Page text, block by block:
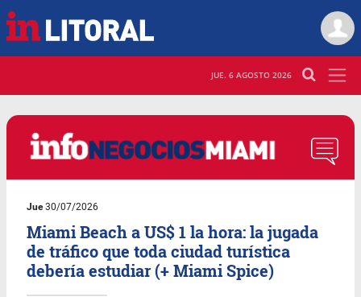
JUE. 6 AGOSTO 2026
Jue30/07/2026
Miami Beach a US$ 1 la hora: la jugada
de tráfico que toda ciudad turística
debería estudiar (+ Miami Spice)